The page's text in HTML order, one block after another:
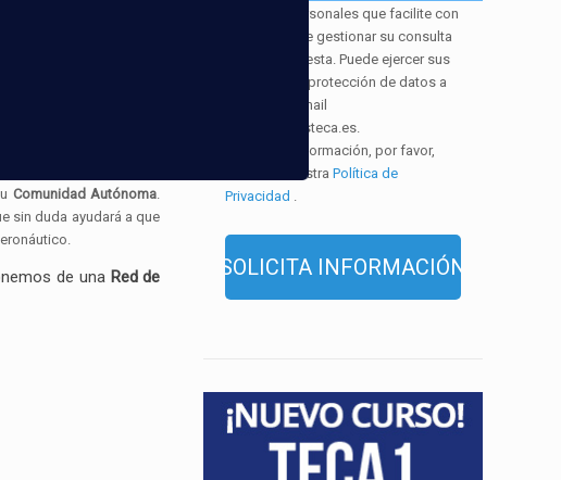
Comunidad Autónoma.
sin duda ayudará a que
de una Red de
los datos personales que facilite con
la finalidad de gestionar su consulta
y darle respuesta. Puede ejercer sus
derechos de protección de datos a
través del e-mail
infor@cursosteca.es.
. Para más información, por favor,
consulte nuestraPolítica de
Privacidad